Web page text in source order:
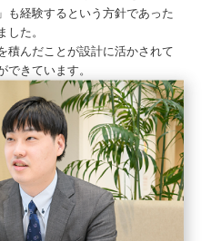
も経験するという方針であった
た。
積んだことが設計に活かされて
できています。